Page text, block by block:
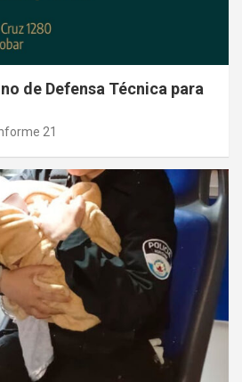
de Defensa Técnica para
21